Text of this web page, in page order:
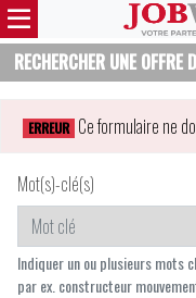
RECHERCHER UNE OFFRE
ERREUR Ce formulaire ne
Mot(s)-clé(s)
Indiquer un ou plusieurs mots
par ex. constructeur